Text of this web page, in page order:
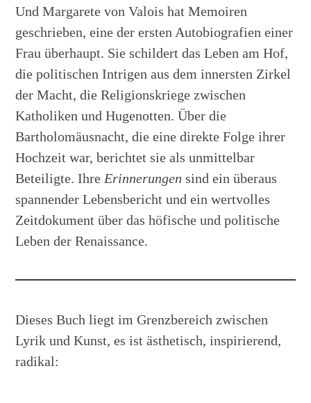
Und Margarete von Valois hat Memoiren
geschrieben, eine der ersten Autobiografien einer
Frau überhaupt. Sie schildert das Leben am Hof,
die politischen Intrigen aus dem innersten Zirkel
der Macht, die Religionskriege zwischen
Katholiken und Hugenotten. Über die
Bartholomäusnacht, die eine direkte Folge ihrer
Hochzeit war, berichtet sie als unmittelbar
Beteiligte. Ihre Erinnerungen sind ein überaus
spannender Lebensbericht und ein wertvolles
Zeitdokument über das höfische und politische
Leben der Renaissance.
Dieses Buch liegt im Grenzbereich zwischen
Lyrik und Kunst, es ist ästhetisch, inspirierend,
radikal: